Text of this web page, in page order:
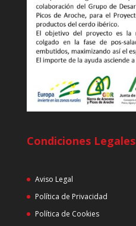
Condiciones Legales
Aviso Legal
Política de Privacidad
Política de Cookies